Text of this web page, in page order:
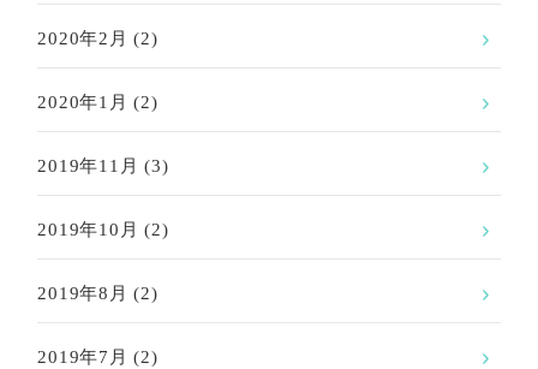
2020年2月 (2)
2020年1月 (2)
2019年11月 (3)
2019年10月 (2)
2019年8月 (2)
2019年7月 (2)